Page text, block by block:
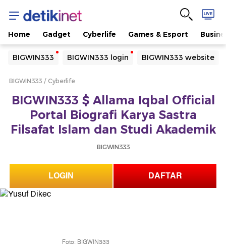
Home Gadget Cyberlife Games & Esport
BIGWIN333 BIGWIN333 login BIGWIN333 website
Yang sedang ramai dicari
Loading...
Loading...
BIGWIN333 Cyberlife
BIGWIN333 $ Allama Iqbal Official
Portal Biografi Karya Sastra
Filsafat Islam dan Studi Akademik
BIGWIN333
LOGIN DAFTAR
Foto: BIGWIN333